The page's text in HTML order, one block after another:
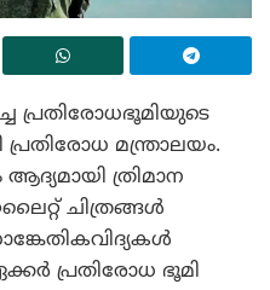
പ്രതിരോധഭൂമിയുടെ
മന്ത്രാലയം.
ത്രിമാന
ചിത്രങ്ങൾ
പ്രതിരോധ ഭൂമി